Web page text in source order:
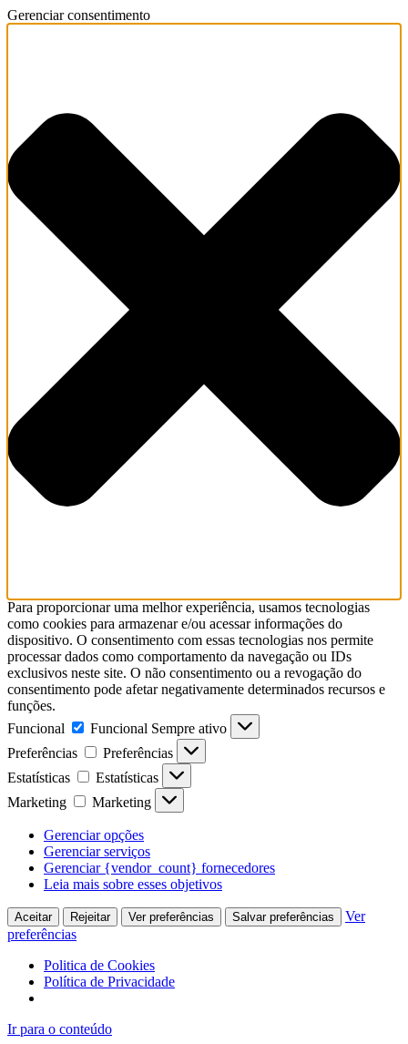
Gerenciar consentimento
Para proporcionar uma melhor experiência, usamos tecnologias
como cookies para armazenar e/ou acessar informações do
dispositivo. O consentimento com essas tecnologias nos permite
processar dados como comportamento da navegação ou IDs
exclusivos neste site. O não consentimento ou a revogação do
consentimento pode afetar negativamente determinados recursos e
funções.
Funcional
Funcional Sempre ativo
Preferências
Preferências
Estatísticas
Estatísticas
Marketing
Marketing
Gerenciar opções
Gerenciar serviços
Gerenciar {vendor_count} fornecedores
Leia mais sobre esses objetivos
Aceitar Rejeitar Ver preferências Salvar preferências
Ver
preferências
Politica de Cookies
Política de Privacidade
Ir para o conteúdo